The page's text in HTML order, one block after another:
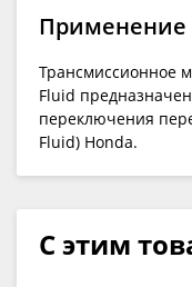
Применение
Трансмиссионное
Fluid
переключения
Fluid) Honda.
С этим